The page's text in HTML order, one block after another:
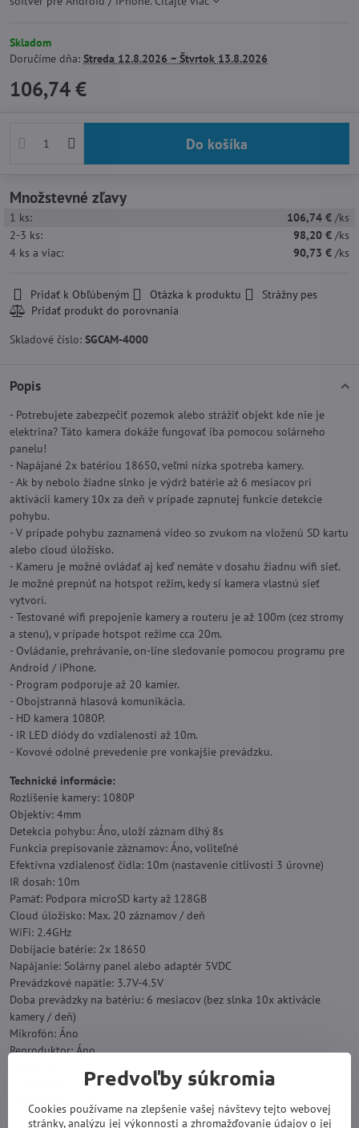
Skladom
Doručíme dňa: Streda 12.8.2026 − Štvrtok 13.8.2026
106,74 €
Do košíka
Množstevné zľavy
1 ks: 106,74 € /ks
2-3 ks: 98,20 € /ks
4 ks a viac: 90,73 € /ks
Pridať k Obľúbeným Otázka k produktu Strážny pes
Skladové číslo: SGCAM-4000
Popis
- Potrebujete zabezpečiť pozemok alebo strážiť objekt kde nie je
elektrina? Táto kamera dokáže fungovať iba pomocou solárneho
panelu!
- Napájané 2x batériou 18650, veľmi nízka spotreba kamery.
- Ak by nebolo žiadne slnko je výdrž batérie až 6 mesiacov pri
aktivácii kamery 10x za deň v prípade zapnutej funkcie detekcie
pohybu.
- V prípade pohybu zaznamená video so zvukom na vloženú SD kartu
alebo cloud úložisko.
- Kameru je možné ovládať aj keď nemáte v dosahu žiadnu wifi sieť.
Je možné prepnúť na hotspot režim, kedy si kamera vlastnú sieť
vytvorí.
- Testované wifi prepojenie kamery a routeru je až 100m (cez stromy
a stenu), v prípade hotspot režime cca 20m.
- Ovládanie, prehrávanie, on-line sledovanie pomocou programu pre
Android / iPhone.
- Program podporuje až 20 kamier.
- Obojstranná hlasová komunikácia.
- HD kamera 1080P.
- IR LED diódy do vzdialenosti až 10m.
- Kovové odolné prevedenie pre vonkajšie prevádzku.
Technické informácie:
Rozlíšenie kamery: 1080P
Objektív: 4mm
Detekcia pohybu: Áno, uloží záznam dlhý 8s
Funkcia prepisovanie záznamov: Áno, voliteľné
Efektívna vzdialenosť čidla: 10m (nastavenie citlivosti 3 úrovne)
IR dosah: 10m
Pamäť: Podpora microSD karty až 128GB
Cloud úložisko: Max. 20 záznamov / deň
WiFi: 2.4GHz
Dobíjacie batérie: 2x 18650
Napájanie: Solárny panel alebo adaptér 5VDC
Prevádzkové napätie: 3.7V-4.5V
Doba prevádzky na batériu: 6 mesiacov (bez slnka 10x aktivácie
kamery / deň)
Mikrofón: Áno
Reproduktor: Áno
Hmotnosť: 770g
Predvoľby súkromia
Cookies používame na zlepšenie vašej návštevy tejto webovej
stránky, analýzu jej výkonnosti a zhromažďovanie údajov o jej